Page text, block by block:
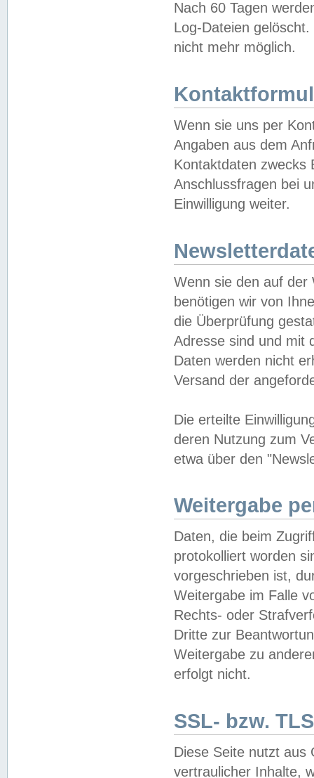
Nach 60 Tagen
Log-Dateien
nicht mehr möglich.
Wenn sie uns per
Angaben aus dem
Kontaktdaten zwecks
Anschlussfragen bei
Einwilligung weiter.
Wenn sie den auf der
benötigen wir von
die Überprüfung
Adresse sind und mit
Daten werden nicht
Versand der
Die erteilte
deren Nutzung zum
etwa über den
Weitergabe
Daten, die beim
protokolliert worden
vorgeschrieben ist,
Weitergabe im Falle
Rechts- oder
Dritte zur
Weitergabe zu
erfolgt nicht.
SSL- bzw.
Diese Seite nutzt aus
vertraulicher Inhalte,